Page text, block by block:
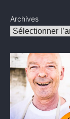
Archives